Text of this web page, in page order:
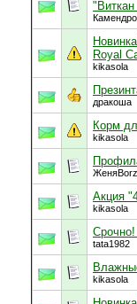
"Виткан
Royal
kikasola
дракоша
Корм
kikasola
Акция
kikasola
tata1982
kikasola